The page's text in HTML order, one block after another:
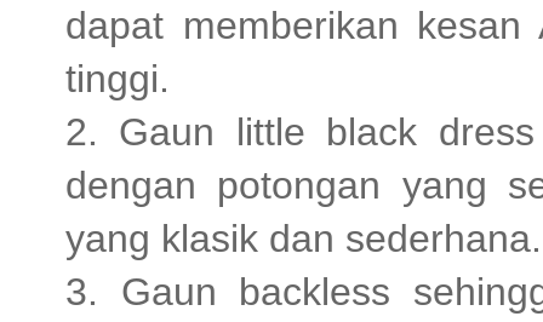
dapat memberikan
tinggi.
2. Gaun little black
dengan potongan yang
yang klasik dan sederhana.
3. Gaun backless